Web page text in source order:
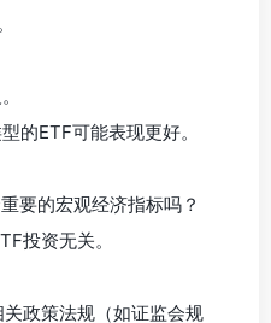
的ETF可能表现更好。
要的宏观经济指标吗？
投资无关。
政策法规（如证监会规